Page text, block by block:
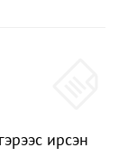
ирсэн